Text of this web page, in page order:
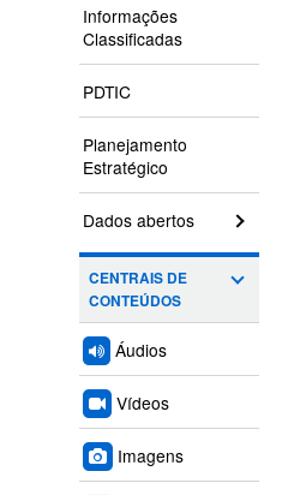
Informações
Classificadas
PDTIC
Planejamento
Estratégico
Dados abertos
CENTRAIS DE
CONTEÚDOS
Áudios
Vídeos
Imagens